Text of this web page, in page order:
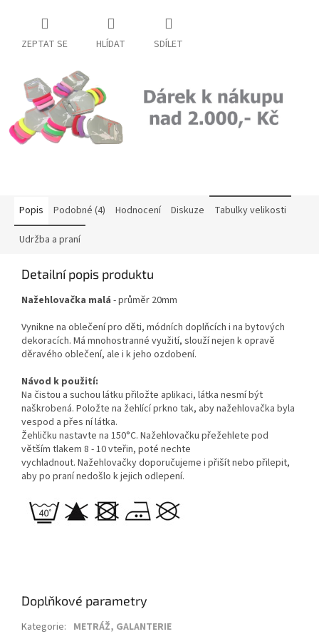
ZEPTAT SE HLÍDAT SDÍLET
Popis Podobné (4) Hodnocení Diskuze Tabulky velikosti
Udržba a praní
Detailní popis produktu
Nažehlovačka malá - průměr 20mm
Vynikne na oblečení pro děti, módních doplňcích i na bytových
dekoracích. Má mnohostranné využití, slouží nejen k opravě
děravého oblečení, ale i k jeho ozdobení.
Návod k použití:
Na čistou a suchou látku přiložte aplikaci, látka nesmí být
naškrobená. Položte na žehlící prkno tak, aby nažehlovačka byla
vespod a přes ní látka.
Žehličku nastavte na 150°C. Nažehlovačku přežehlete pod
větším tlakem 8 - 10 vteřin, poté nechte
vychladnout. Nažehlovačky doporučujeme i přišít nebo přilepit,
aby po praní nedošlo k jejich odlepení.
Doplňkové parametry
Kategorie: METRÁŽ, GALANTERIE